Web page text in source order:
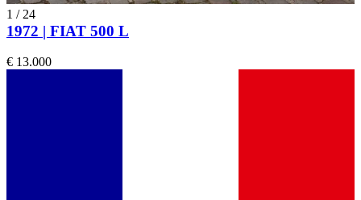
1 / 24
1972 | FIAT 500 L
€ 13.000